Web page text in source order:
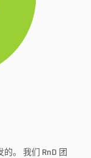
。 我们 RnD 团